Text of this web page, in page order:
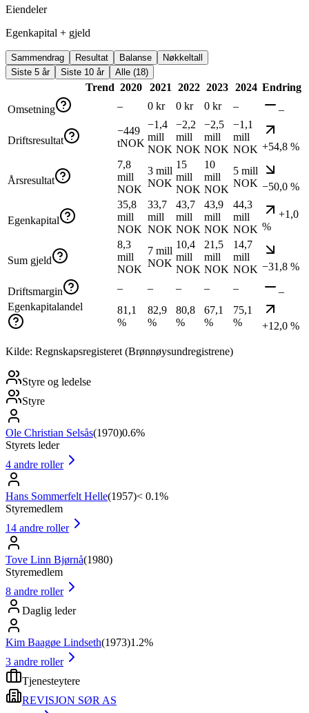
Eiendeler
Egenkapital + gjeld
Sammendrag Resultat Balanse
Nøkkeltall
Siste 5 år
Siste 10 år Alle (18)
Trend 2020 2021 2022 2023 2024 Endring
Omsetning
– 0 kr 0 kr 0 kr – –
Driftsresultat
−449
tNOK
−1,4
mill
NOK
−2,2
mill
NOK
−2,5
mill
NOK
−1,1
mill
NOK +54,8 %
Årsresultat
7,8
mill
NOK
3 mill
NOK
15
mill
NOK
10
mill
NOK
5 mill
NOK −50,0 %
Egenkapital
35,8
mill
NOK
33,7
mill
NOK
43,7
mill
NOK
43,9
mill
NOK
44,3
mill
NOK
+1,0
%
Sum gjeld
8,3
mill
NOK
7 mill
NOK
10,4
mill
NOK
21,5
mill
NOK
14,7
mill
NOK −31,8 %
Driftsmargin – – – – –
–
Egenkapitalandel
81,1
%
82,9
%
80,8
%
67,1
%
75,1
%
+12,0 %
Kilde: Regnskapsregisteret (Brønnøysundregistrene)
Styre og ledelse
Styre
Ole Christian Selsås(1970)0.6%
Styrets leder
4 andre roller
Hans Sommerfelt Helle(1957)< 0.1%
Styremedlem
14 andre roller
Tove Linn Bjørnå(1980)
Styremedlem
8 andre roller
Daglig leder
Kim Baagøe Lindseth(1973)1.2%
3 andre roller
Tjenesteytere
REVISJON SØR AS